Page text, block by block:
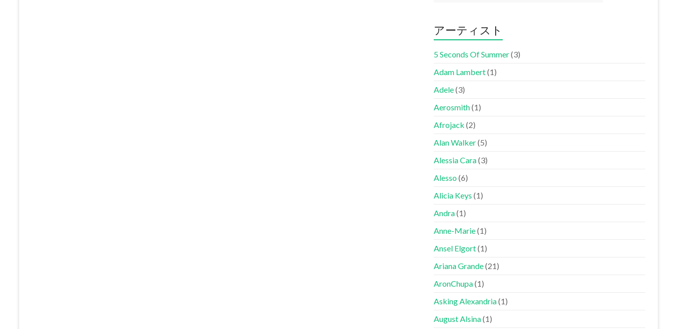
アーティスト
5 Seconds Of Summer(3)
Adam Lambert(1)
Adele(3)
Aerosmith(1)
Afrojack (2)
Alan Walker(5)
Alessia Cara(3)
Alesso(6)
Alicia Keys (1)
Andra(1)
Anne-Marie(1)
Ansel Elgort(1)
Ariana Grande(21)
AronChupa(1)
Asking Alexandria(1)
August Alsina(1)